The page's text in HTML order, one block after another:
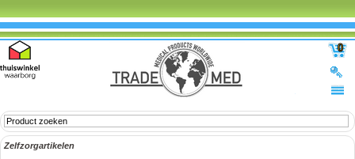
0
Zelfzorgartikelen